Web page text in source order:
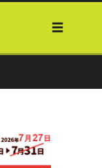
579
st-ailes